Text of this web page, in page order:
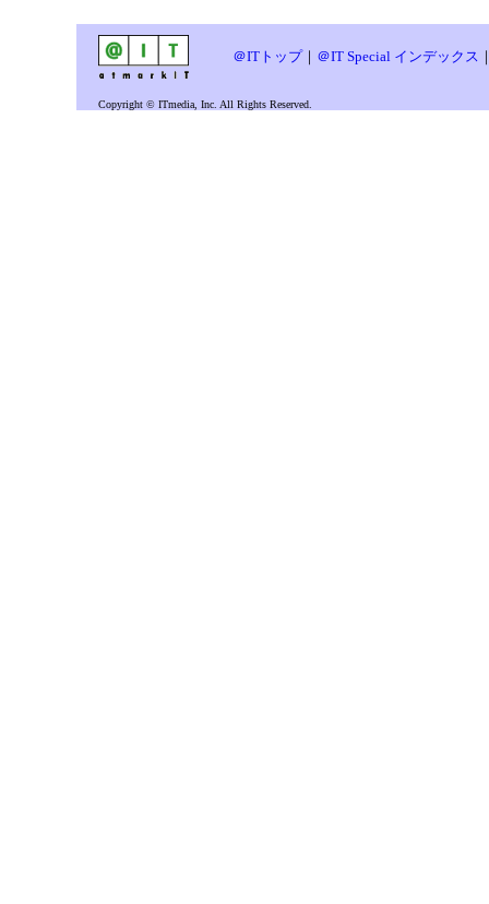
＠ITトップ｜ ＠IT Special インデックス
Copyright © ITmedia, Inc. All Rights Reserved.